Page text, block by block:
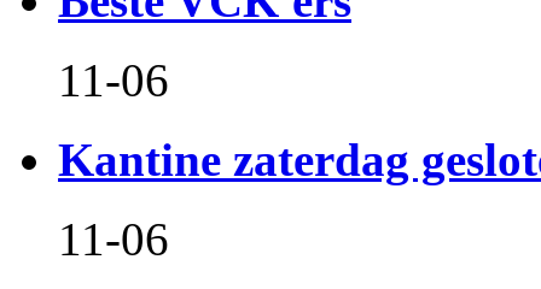
11-06
Kantine zaterdag
11-06